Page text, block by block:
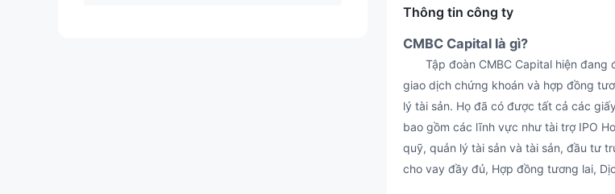
Thông tin công ty
CMBC Capital là gì?
Tập đoàn CMBC Capital hiện đang
giao dịch chứng khoán và hợp đồng
lý tài sản. Họ đã có được tất cả các
bao gồm các lĩnh vực như tài trợ IPO
quỹ, quản lý tài sản và tài sản, đầu tư
cho vay đầy đủ, Hợp đồng tương lai,